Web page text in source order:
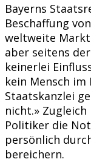
Bayerns
Beschaffung
weltweite Markt
aber seitens
keinerlei
kein Mensch
Staatskanzlei
nicht.»
Politiker die
persönlich
bereichern.